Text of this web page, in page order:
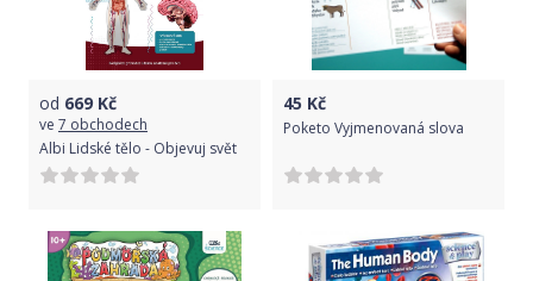
od 669 Kč
ve 7 obchodech
Albi Lidské tělo - Objevuj svět
45 Kč
Poketo Vyjmenovaná slova